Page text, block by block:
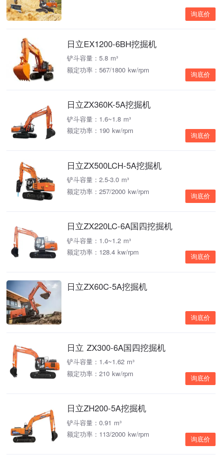
询底价
日立EX1200-6BH挖掘机
铲斗容量：5.8 m³
额定功率：567/1800 kw/rpm
询底价
日立ZX360K-5A挖掘机
铲斗容量：1.6~1.8 m³
额定功率：190 kw/rpm
询底价
日立ZX500LCH-5A挖掘机
铲斗容量：2.5-3.0 m³
额定功率：257/2000 kw/rpm
询底价
日立ZX220LC-6A国四挖掘机
铲斗容量：1.0~1.2 m³
额定功率：128.4 kw/rpm
询底价
日立ZX60C-5A挖掘机
询底价
日立 ZX300-6A国四挖掘机
铲斗容量：1.4~1.62 m³
额定功率：210 kw/rpm
询底价
日立ZH200-5A挖掘机
铲斗容量：0.91 m³
额定功率：113/2000 kw/rpm
询底价